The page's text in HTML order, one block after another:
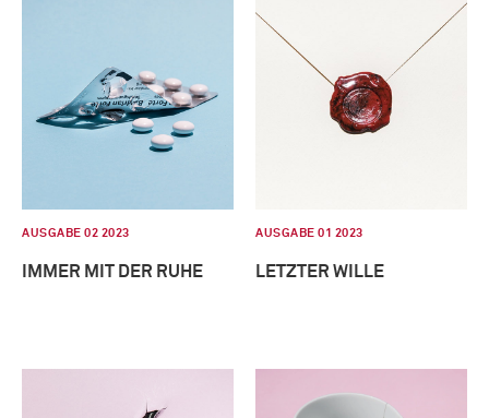
AUSGABE 02 2023
IMMER MIT DER RUHE
AUSGABE 01 2023
LETZTER WILLE